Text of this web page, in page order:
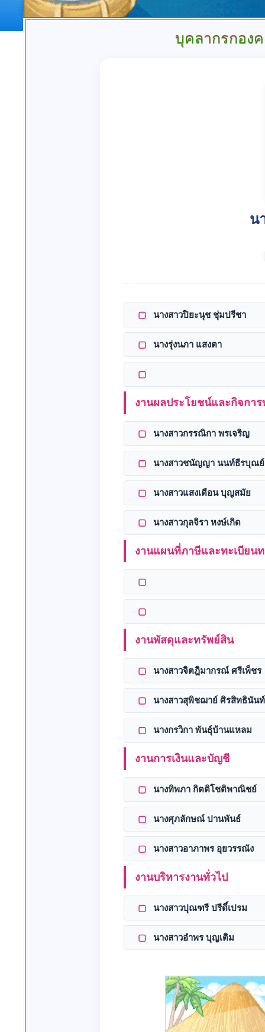
บุคลากรกอง
น
▢ นางสาวปิยะนุช ชุ่มปรีชา
▢ นางรุ่งนภา แสงตา
▢
งานผลประโยชน์และกิจกา
▢ นางสาวกรรณิกา พรเจริญ
▢ นางสาวชนัญญา นนท์ธีรบุณย์
▢ นางสาวแสงเดือน บุญสมัย
▢ นางสาวกุลจิรา หงษ์เกิด
งานแผนที่ภาษีและทะเบียน
▢
▢
งานพัสดุและทรัพย์สิน
▢ นางสาวจิตฎิมากรณ์ ศรีเพ็ชร
▢ นางสาวสุพิชฌาย์ ศิรสิทธินันท์
▢ นางกรวิกา พันธุ์บ้านแหลม
งานการเงินและบัญชี
▢ นางทิพภา กิตติโชติพาณิชย์
▢ นางศุภลักษณ์ ปานพันธ์
▢ นางสาวอาภาพร อุยวรรณัง
งานบริหารงานทั่วไป
▢ นางสาวปุณฑรี ปรีดิ์เปรม
▢ นางสาวอำพร บุญเติม